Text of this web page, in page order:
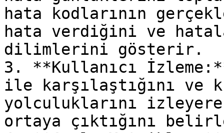
hata kodlarının
hata verdiğini ve
dilimlerini gösterir.
3. **Kullanıcı
ile karşılaştığını ve
yolculuklarını
ortaya çıktığını